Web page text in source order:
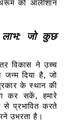
को आलीशान
लाभ: जो कुछ
विकास ने उच्च
जन्म दिया है, जो
के स्थान की
कर सकें, हमारे
से प्रभावित करते
उभरता है।